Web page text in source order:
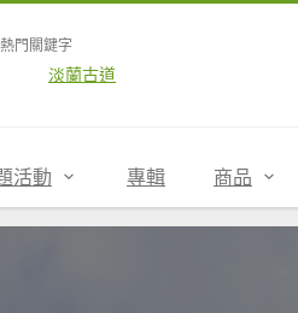
熱門關鍵字
淡蘭古道
活動 專輯 商品